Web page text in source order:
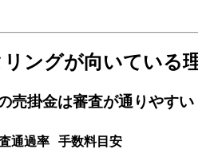
ングが向いている
売掛金は審査が通りやすい
通過率
手数料目安